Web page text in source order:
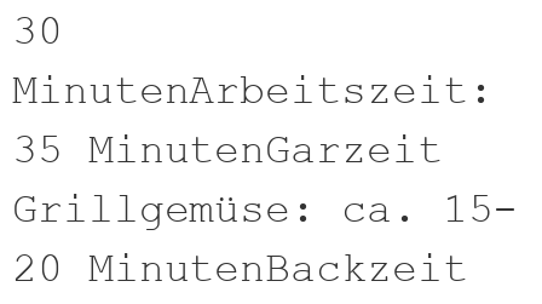
30
MinutenArbeitszeit:
35 MinutenGarzeit
Grillgemüse: ca. 15-
20 MinutenBackzeit